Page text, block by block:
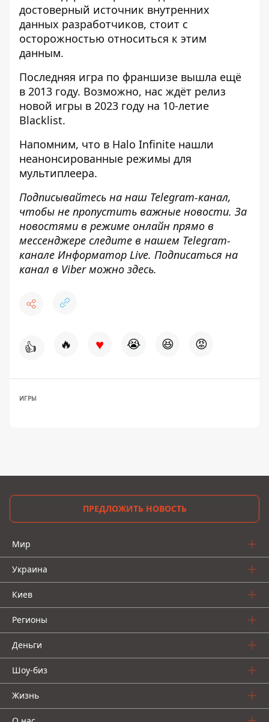
достоверный источник внутренних
данных разработчиков, стоит с
осторожностью относиться к этим
данным.
Последняя игра по франшизе вышла ещё
в 2013 году. Возможно, нас ждёт релиз
новой игры в 2023 году на 10-летие
Blacklist.
Напомним, что в Halo Infinite нашли
неанонсированные режимы для
мультиплеера.
Подписывайтесь на наш Telegram-канал,
чтобы не пропустить важные новости. За
новостями в режиме онлайн прямо в
мессенджере следите в нашем Telegram-
канале Информатор Live. Подписаться на
канал в Viber можно здесь.
👍 🔥 ♥ 😭 😆 😡
ИГРЫ
ПРЕДЛОЖИТЬ НОВОСТЬ
Мир
Украина
Киев
Регионы
Деньги
Шоу-биз
Жизнь